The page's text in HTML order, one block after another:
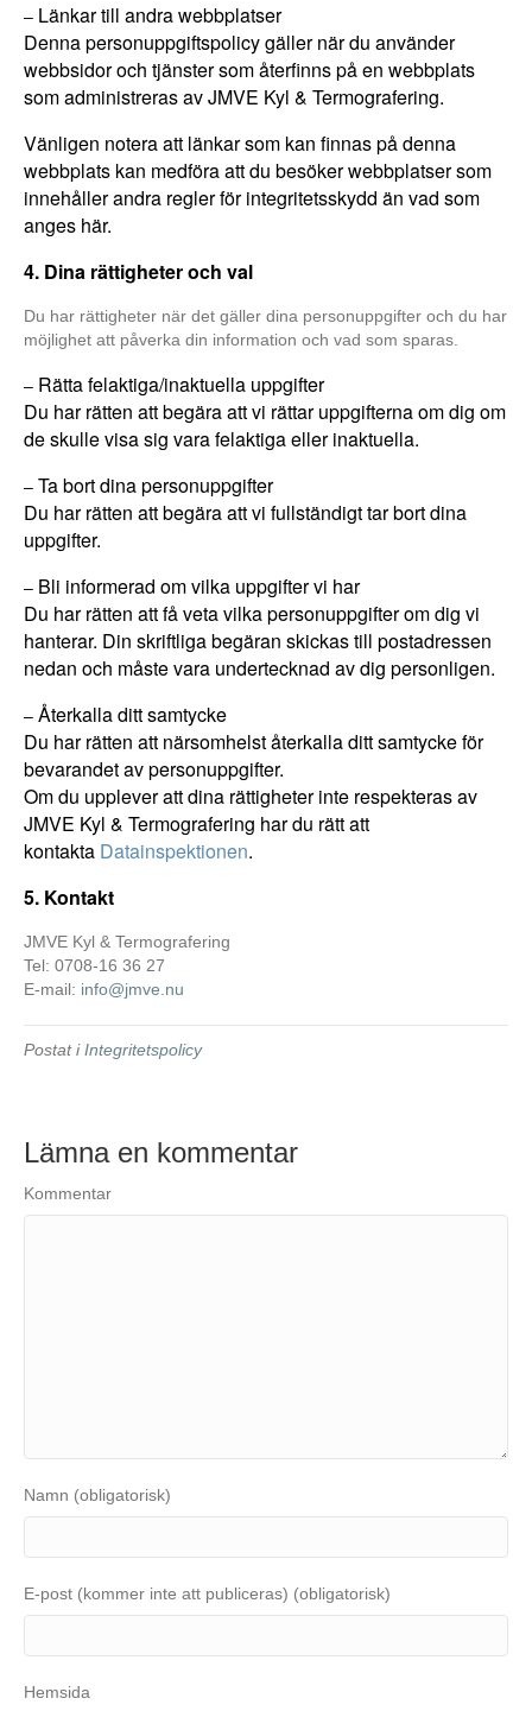
– Länkar till andra webbplatser
Denna personuppgiftspolicy gäller när du använder
webbsidor och tjänster som återfinns på en webbplats
som administreras av JMVE Kyl & Termografering.
Vänligen notera att länkar som kan finnas på denna
webbplats kan medföra att du besöker webbplatser som
innehåller andra regler för integritetsskydd än vad som
anges här.
4. Dina rättigheter och val
Du har rättigheter när det gäller dina personuppgifter och du har
möjlighet att påverka din information och vad som sparas.
– Rätta felaktiga/inaktuella uppgifter
Du har rätten att begära att vi rättar uppgifterna om dig om
de skulle visa sig vara felaktiga eller inaktuella.
– Ta bort dina personuppgifter
Du har rätten att begära att vi fullständigt tar bort dina
uppgifter.
– Bli informerad om vilka uppgifter vi har
Du har rätten att få veta vilka personuppgifter om dig vi
hanterar. Din skriftliga begäran skickas till postadressen
nedan och måste vara undertecknad av dig personligen.
– Återkalla ditt samtycke
Du har rätten att närsomhelst återkalla ditt samtycke för
bevarandet av personuppgifter.
Om du upplever att dina rättigheter inte respekteras av
JMVE Kyl & Termografering har du rätt att
kontakta Datainspektionen.
5. Kontakt
JMVE Kyl & Termografering
Tel: 0708-16 36 27
E-mail: info@jmve.nu
Postat iIntegritetspolicy
Lämna en kommentar
Kommentar
Namn (obligatorisk)
E-post (kommer inte att publiceras) (obligatorisk)
Hemsida